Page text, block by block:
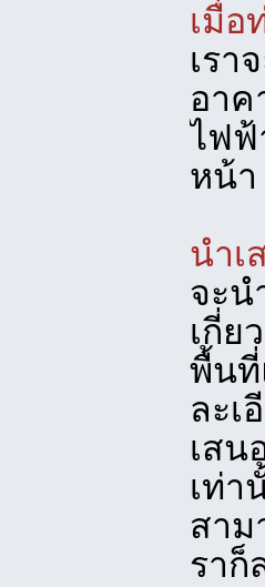
เมื่อ
เรา
อาค
ไฟฟ้
หน้า
นำเ
จะน
เกี่ย
พื้นที่
ละเ
เสน
เท่
สาม
ราก็